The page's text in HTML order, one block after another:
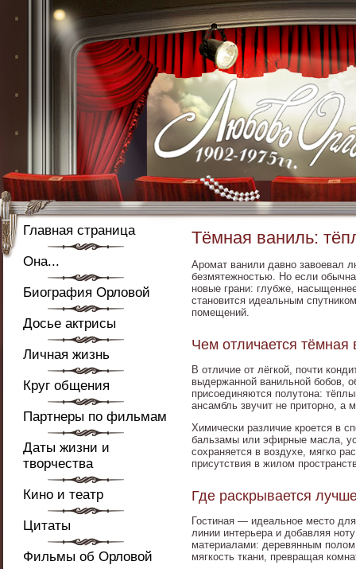
Главная страница
Она...
Биография Орловой
Досье актрисы
Личная жизнь
Круг общения
Партнеры по фильмам
Даты жизни и
творчества
Кино и театр
Цитаты
Фильмы об Орловой
Тёмная ваниль:
Аромат ванили давно завоевал
безмятежностью. Но если
новые грани: глубже,
становится идеальным
помещений.
Чем отличается тёмная
В отличие от лёгкой, почти
выдержанной ванильной бобов,
присоединяются полутона:
ансамбль звучит не приторно, а
Химически различие кроется в
бальзамы или эфирные масла,
сохраняется в воздухе, мягко
присутствия в жилом
Где раскрывается
Гостиная — идеальное место
линии интерьера и добавляя
материалами: деревянным
мягкость ткани, превращая